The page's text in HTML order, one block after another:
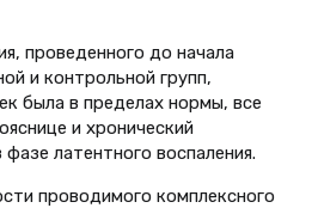
проведенного до начала
и контрольной групп,
была в пределах нормы, все
и хронический
латентного воспаления.
проводимого комплексного